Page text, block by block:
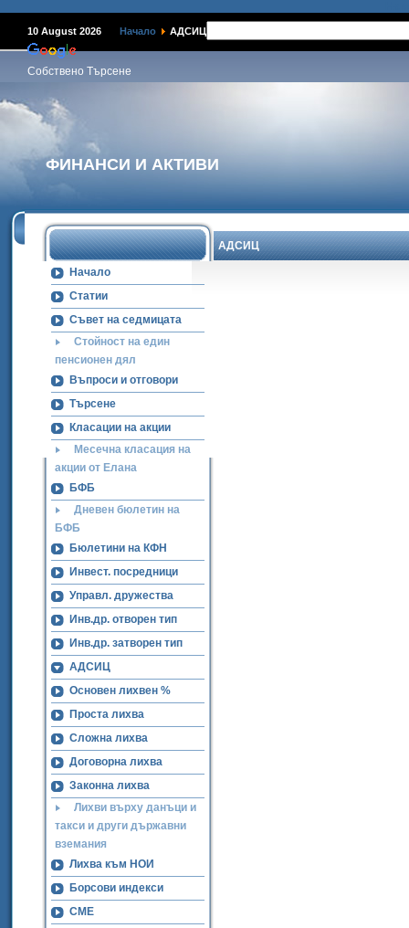
10 August 2026 Начало АДСИЦ
Собствено Търсене
ФИНАНСИ И АКТИВИ
Начало
Статии
Съвет на седмицата
Стойност на един
пенсионен дял
Въпроси и отговори
Търсене
Класации на акции
Месечна класация на
акции от Елана
БФБ
Дневен бюлетин на
БФБ
Бюлетини на КФН
Инвест. посредници
Управл. дружества
Инв.др. отворен тип
Инв.др. затворен тип
АДСИЦ
Основен лихвен %
Проста лихва
Сложна лихва
Договорна лихва
Законна лихва
Лихви върху данъци и
такси и други държавни
вземания
Лихва към НОИ
Борсови индекси
CME
АДСИЦ